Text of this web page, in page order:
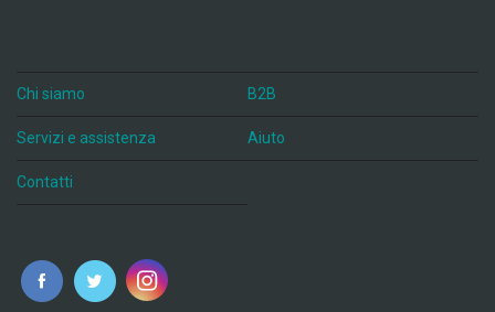
Chi siamo B2B
Servizi e assistenza Aiuto
Contatti